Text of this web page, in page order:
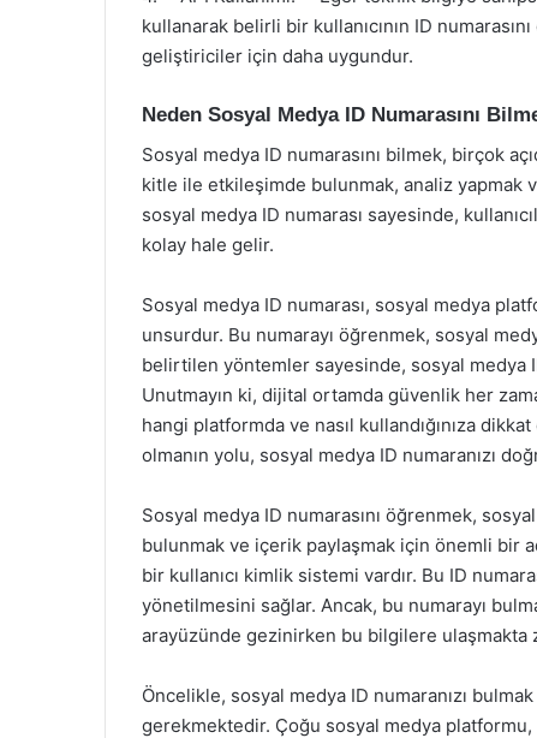
kullanarak belirli bir kullanıcının ID
geliştiriciler için daha uygundur.
Neden Sosyal Medya ID Numarasını
Sosyal medya ID numarasını bilmek, birçok
kitle ile etkileşimde bulunmak, analiz yapmak
sosyal medya ID numarası sayesinde,
kolay hale gelir.
Sosyal medya ID numarası, sosyal medya
unsurdur. Bu numarayı öğrenmek, sosyal
belirtilen yöntemler sayesinde, sosyal medya
Unutmayın ki, dijital ortamda güvenlik her
hangi platformda ve nasıl kullandığınıza
olmanın yolu, sosyal medya ID numaranızı
Sosyal medya ID numarasını öğrenmek,
bulunmak ve içerik paylaşmak için önemli bir
bir kullanıcı kimlik sistemi vardır. Bu ID
yönetilmesini sağlar. Ancak, bu numarayı
arayüzünde gezinirken bu bilgilere ulaşmakta
Öncelikle, sosyal medya ID numaranızı
gerekmektedir. Çoğu sosyal medya